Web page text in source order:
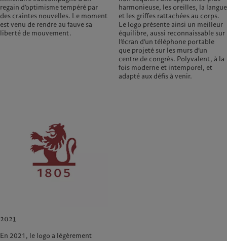
regain d’optimisme tempéré par
des craintes nouvelles. Le moment
est venu de rendre au fauve sa
liberté de mouvement.
harmonieuse, les oreilles, la langue
et les griffes rattachées au corps.
Le logo présente ainsi un meilleur
équilibre, aussi reconnaissable sur
l’écran d’un téléphone portable
que projeté sur les murs d’un
centre de congrès. Polyvalent, à la
fois moderne et intemporel, et
adapté aux défis à venir.
2021
En 2021, le logo a légèrement